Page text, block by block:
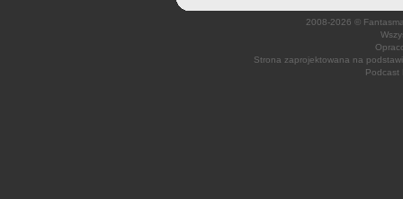
2008-2026 ©
Strona zaprojektowana na
Podcast